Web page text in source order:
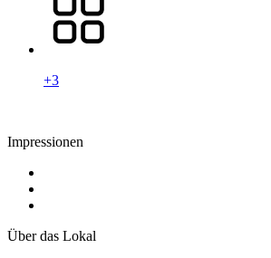
+3
Impressionen
Über das Lokal